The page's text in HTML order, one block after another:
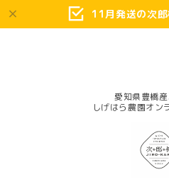
11月発送の次郎
愛知県豊橋